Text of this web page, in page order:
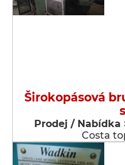
Širokopásová
Prodej / Nabídka
Costa